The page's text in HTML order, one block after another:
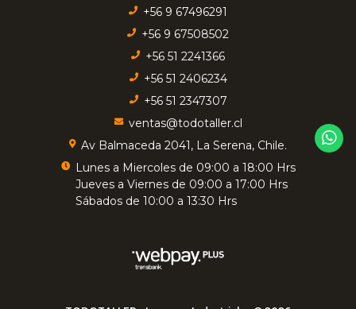
+56 9 67496291
+56 9 67508502
+56 51 2241366
+56 51 2406234
+56 51 2347307
ventas@todotaller.cl
Av Balmaceda 2041, La Serena, Chile.
Lunes a Miercoles de 09:00 a 18:00 Hrs
Jueves a Viernes de 09:00 a 17:00 Hrs
Sábados de 10:00 a 13:30 Hrs